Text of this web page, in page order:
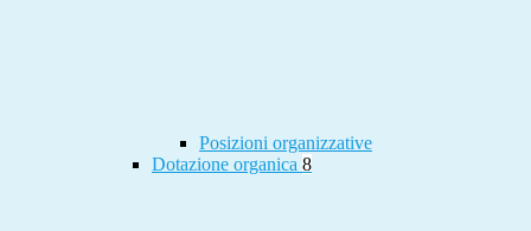
Posizioni organizzative
Dotazione organica 8